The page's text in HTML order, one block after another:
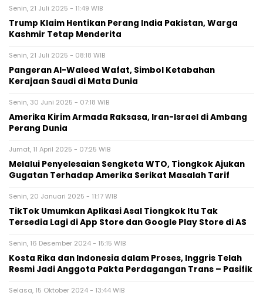
Senin, 21 Juli 2025 - 11:49 WIB
Trump Klaim Hentikan Perang India Pakistan, Warga
Kashmir Tetap Menderita
Senin, 21 Juli 2025 - 08:18 WIB
Pangeran Al-Waleed Wafat, Simbol Ketabahan
Kerajaan Saudi di Mata Dunia
Senin, 30 Juni 2025 - 07:18 WIB
Amerika Kirim Armada Raksasa, Iran-Israel di Ambang
Perang Dunia
Jumat, 11 April 2025 - 07:25 WIB
Melalui Penyelesaian Sengketa WTO, Tiongkok Ajukan
Gugatan Terhadap Amerika Serikat Masalah Tarif
Senin, 20 Januari 2025 - 11:17 WIB
TikTok Umumkan Aplikasi Asal Tiongkok Itu Tak
Tersedia Lagi di App Store dan Google Play Store di AS
Senin, 16 Desember 2024 - 15:15 WIB
Kosta Rika dan Indonesia dalam Proses, Inggris Telah
Resmi Jadi Anggota Pakta Perdagangan Trans – Pasifik
Selasa, 15 Oktober 2024 - 13:44 WIB